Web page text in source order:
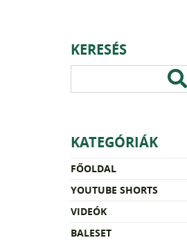
KERESÉS
KATEGÓRIÁK
FŐOLDAL
YOUTUBE SHORTS
VIDEÓK
BALESET